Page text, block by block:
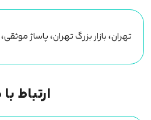
تهران، بازار بزرگ تهران، پاساژ
ارتباط با